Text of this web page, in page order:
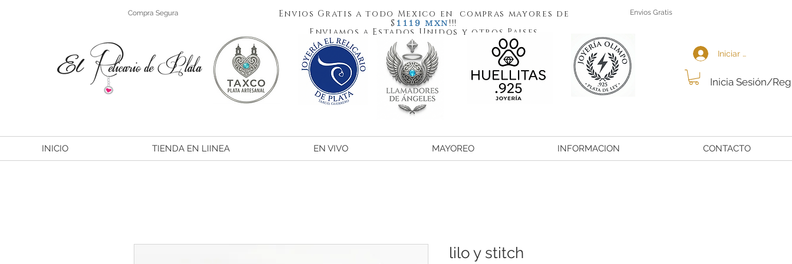
Compra Segura
Envios Gratis a todo Mexico en compras mayores de
$ 1119 MXN!!!
Enviamos a Estados Unidos y otros Paises
Envios Gratis
Inicia Sesión/
Iniciar sesión
INICIO TIENDA EN LIINEA EN VIVO MAYOREO INFORMACION CONTACTO
lilo y stitch